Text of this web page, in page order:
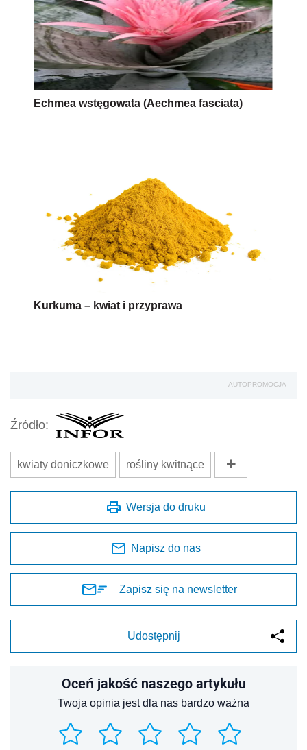
Echmea wstęgowata (Aechmea fasciata)
Kurkuma – kwiat i przyprawa
AUTOPROMOCJA
Źródło:
kwiaty doniczkowe rośliny kwitnące
Wersja do druku
Napisz do nas
Zapisz się na newsletter
Udostępnij
Oceń jakość naszego artykułu
Twoja opinia jest dla nas bardzo ważna